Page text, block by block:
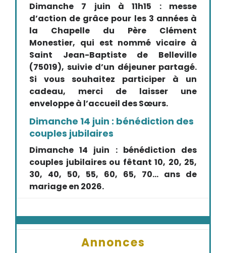
Dimanche 7 juin à 11h15 : messe
d’action de grâce pour les 3 années à
la Chapelle du Père Clément
Monestier, qui est nommé vicaire à
Saint Jean-Baptiste de Belleville
(75019), suivie d’un déjeuner partagé.
Si vous souhaitez participer à un
cadeau, merci de laisser une
enveloppe à l’accueil des Sœurs.
Dimanche 14 juin : bénédiction des
couples jubilaires
Dimanche 14 juin : bénédiction des
couples jubilaires ou fêtant 10, 20, 25,
30, 40, 50, 55, 60, 65, 70… ans de
mariage en 2026.
Annonces